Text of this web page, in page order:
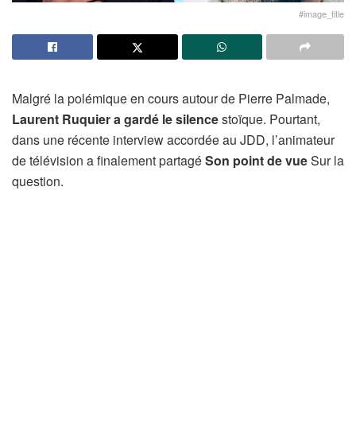
#image_title
Malgré la polémique en cours autour de Pierre Palmade,
Laurent Ruquier a gardé le silencestoïque. Pourtant,
dans une récente interview accordée au JDD, l’animateur
de télévision a finalement partagéSon point de vueSur la
question.